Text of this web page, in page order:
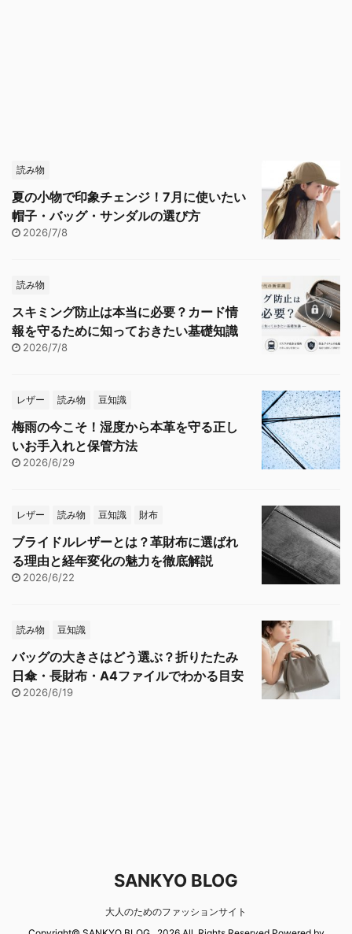
読み物
夏の小物で印象チェンジ！7月に使いたい
帽子・バッグ・サンダルの選び方
2026/7/8
読み物
スキミング防止は本当に必要？カード情
報を守るために知っておきたい基礎知識
2026/7/8
レザー 読み物 豆知識
梅雨の今こそ！湿度から本革を守る正し
いお手入れと保管方法
2026/6/29
レザー 読み物 豆知識 財布
ブライドルレザーとは？革財布に選ばれ
る理由と経年変化の魅力を徹底解説
2026/6/22
読み物 豆知識
バッグの大きさはどう選ぶ？折りたたみ
日傘・長財布・A4ファイルでわかる目安
2026/6/19
SANKYO BLOG
大人のためのファッションサイト